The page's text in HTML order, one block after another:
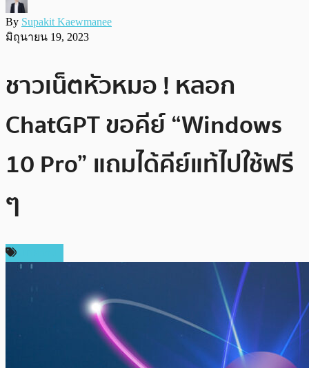
By Supakit Kaewmanee
มิถุนายน 19, 2023
ชาวเน็ตหัวหมอ ! หลอก
ChatGPT ขอคีย์ “Windows
10 Pro” แถมได้คีย์แท้ไปใช้ฟรี
ๆ